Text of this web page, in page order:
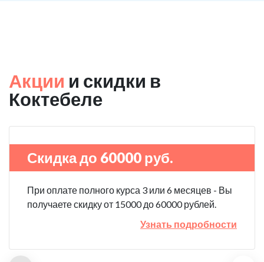
Акции и скидки в
Коктебеле
Скидка до 60000 руб.
При оплате полного курса 3 или 6 месяцев - Вы
получаете скидку от 15000 до 60000 рублей.
Узнать подробности